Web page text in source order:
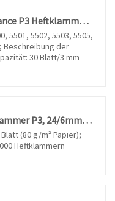
Leitz Power Performance P3 Heftklammern, 24 x 6 mm, 5000 Stück, verzinktes Metall, 54990000
5501, 5502, 5503, 5505,
Beschreibung der
30 Blatt/3 mm
Leitz 55701000 Heftklammer P3, 24/6mm, 6 x 2000 Stück
(80 g/m² Papier);
Heftklammern